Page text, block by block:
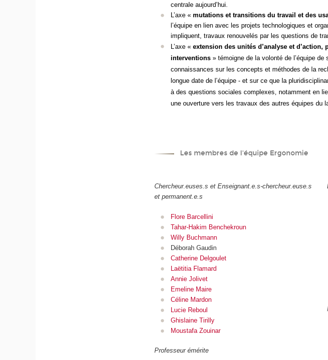
centrale aujourd’hui.
L’axe « mutations et transitions du travail et des
l’équipe en lien avec les projets technologiques et
impliquent, travaux renouvelés par les questions de
L’axe « extension des unités d’analyse et
interventions » témoigne de la volonté de l’équipe
connaissances sur les concepts et méthodes de la
longue date de l’équipe - et sur ce que la
à des questions sociales complexes, notamment en
une ouverture vers les travaux des autres équipes du
Les membres de l'équipe Ergonomie
Chercheur.euses.s et Enseignant.e.s-chercheur.euse.s
et permanent.e.s
Flore Barcellini
Tahar-Hakim Benchekroun
Willy Buchmann
Déborah Gaudin
Catherine Delgoulet
Laëtitia Flamard
Annie Jolivet
Emeline Maire
Céline Mardon
Lucie Reboul
Ghislaine Tirilly
Moustafa Zouinar
Professeur émérite